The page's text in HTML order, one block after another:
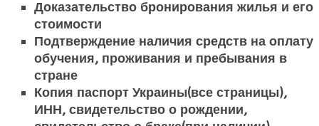
Доказательство бронирования жилья и его
стоимости
Подтверждение наличия средств на оплату
обучения, проживания и пребывания в
стране
Копия паспорт Украины(все страницы),
ИНН, свидетельство о рождении,